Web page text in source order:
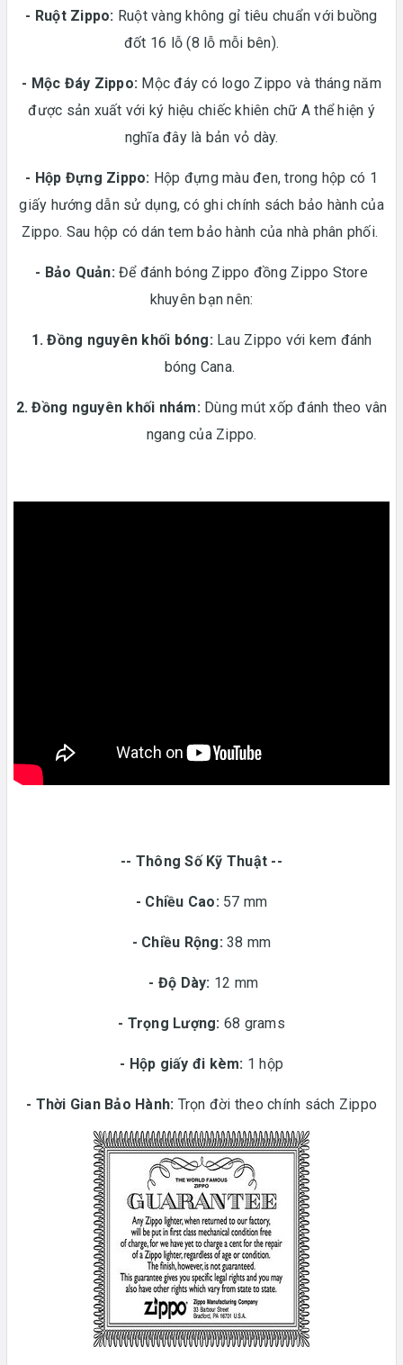
- Ruột Zippo: Ruột vàng không gỉ tiêu chuẩn với buồng
đốt 16 lỗ (8 lỗ mỗi bên).
- Mộc Đáy Zippo: Mộc đáy có logo Zippo và tháng năm
được sản xuất với ký hiệu chiếc khiên chữ A thể hiện ý
nghĩa đây là bản vỏ dày.
- Hộp Đựng Zippo: Hộp đựng màu đen, trong hộp có 1
giấy hướng dẫn sử dụng, có ghi chính sách bảo hành của
Zippo. Sau hộp có dán tem bảo hành của nhà phân phối.
- Bảo Quản: Để đánh bóng Zippo đồng Zippo Store
khuyên bạn nên:
1. Đồng nguyên khối bóng: Lau Zippo với kem đánh
bóng Cana.
2. Đồng nguyên khối nhám: Dùng mút xốp đánh theo vân
ngang của Zippo.
-- Thông Số Kỹ Thuật --
- Chiều Cao: 57 mm
- Chiều Rộng:38 mm
- Độ Dày: 12 mm
- Trọng Lượng: 68 grams
- Hộp giấy đi kèm: 1 hộp
- Thời Gian Bảo Hành: Trọn đời theo chính sách Zippo